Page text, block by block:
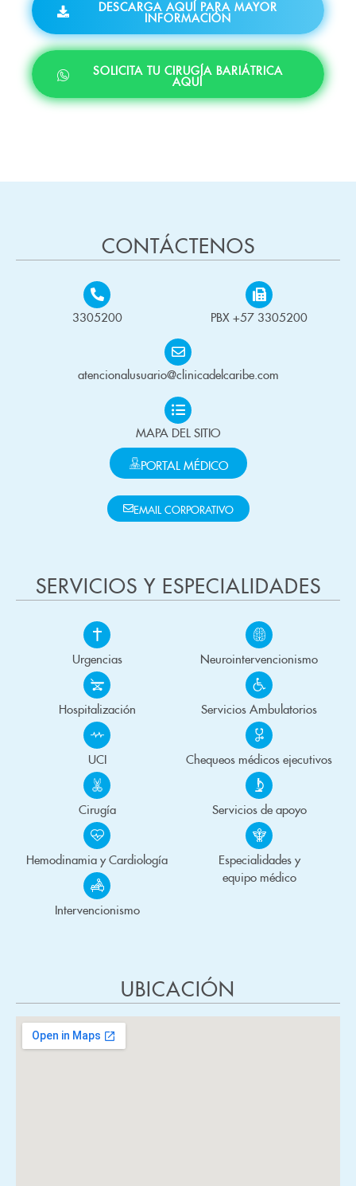
DESCARGA AQUÍ PARA MAYOR
INFORMACIÓN
SOLICITA TU CIRUGÍA BARIÁTRICA
AQUÍ
CONTÁCTENOS
3305200 PBX +57 3305200
atencionalusuario@clinicadelcaribe.com
MAPA DEL SITIO
PORTAL MÉDICO
EMAIL CORPORATIVO
SERVICIOS Y ESPECIALIDADES
Urgencias
Hospitalización
UCI
Cirugía
Hemodinamia y Cardiología
Intervencionismo
Neurointervencionismo
Servicios Ambulatorios
Chequeos médicos ejecutivos
Servicios de apoyo
Especialidades y
equipo médico
UBICACIÓN